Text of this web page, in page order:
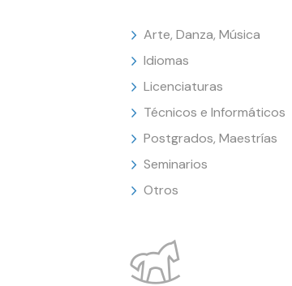
Arte, Danza, Música
Idiomas
Licenciaturas
Técnicos e Informáticos
Postgrados, Maestrías
Seminarios
Otros